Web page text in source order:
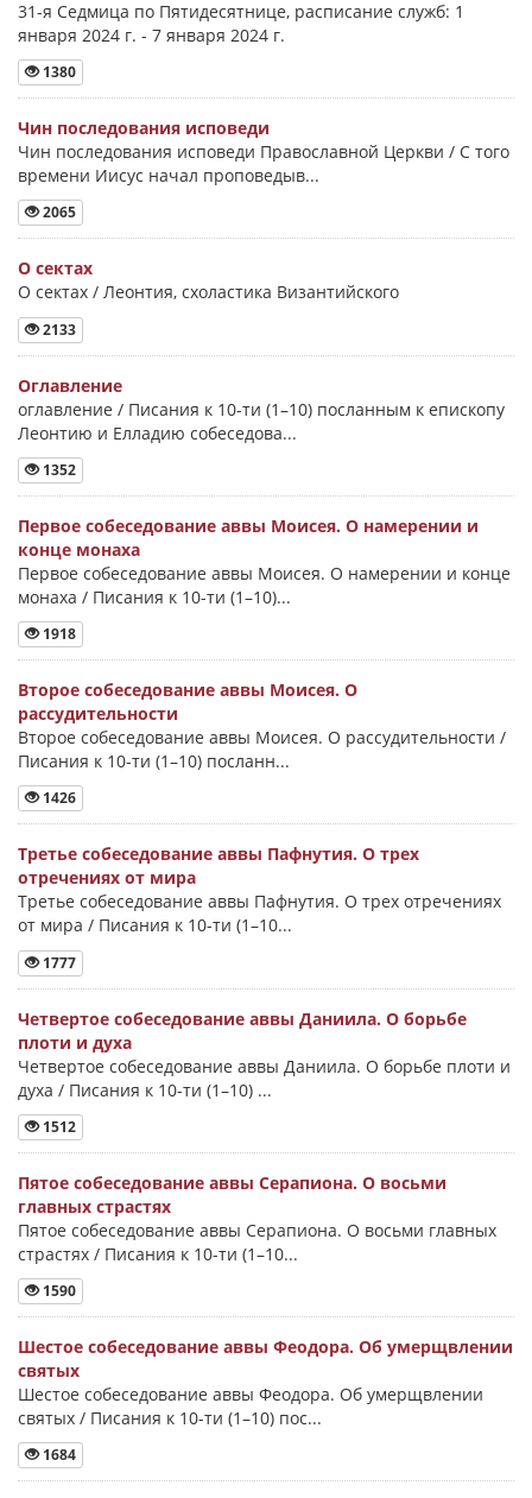
31-я Седмица по Пятидесятнице, расписание служб: 1
января 2024 г. - 7 января 2024 г.
1380
Чин последования исповеди
Чин последования исповеди Православной Церкви / С того
времени Иисус начал проповедыв...
2065
О сектах
О сектах / Леонтия, схоластика Византийского
2133
Оглавление
оглавление / Писания к 10-ти (1–10) посланным к епископу
Леонтию и Елладию собеседова...
1352
Первое собеседование аввы Моисея. О намерении и
конце монаха
Первое собеседование аввы Моисея. О намерении и конце
монаха / Писания к 10-ти (1–10)...
1918
Второе собеседование аввы Моисея. О
рассудительности
Второе собеседование аввы Моисея. О рассудительности /
Писания к 10-ти (1–10) посланн...
1426
Третье собеседование аввы Пафнутия. О трех
отречениях от мира
Третье собеседование аввы Пафнутия. О трех отречениях
от мира / Писания к 10-ти (1–10...
1777
Четвертое собеседование аввы Даниила. О борьбе
плоти и духа
Четвертое собеседование аввы Даниила. О борьбе плоти и
духа / Писания к 10-ти (1–10) ...
1512
Пятое собеседование аввы Серапиона. О восьми
главных страстях
Пятое собеседование аввы Серапиона. О восьми главных
страстях / Писания к 10-ти (1–10...
1590
Шестое собеседование аввы Феодора. Об умерщвлении
святых
Шестое собеседование аввы Феодора. Об умерщвлении
святых / Писания к 10-ти (1–10) пос...
1684